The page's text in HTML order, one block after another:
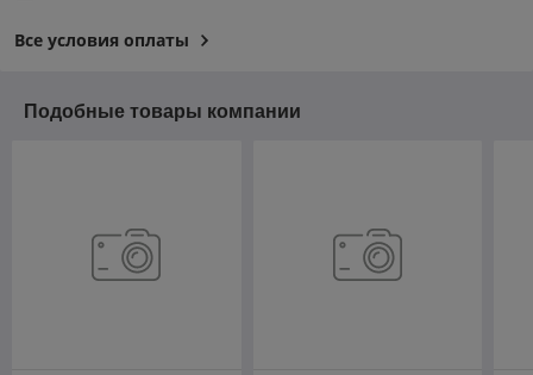
Все условия оплаты
Подобные товары компании